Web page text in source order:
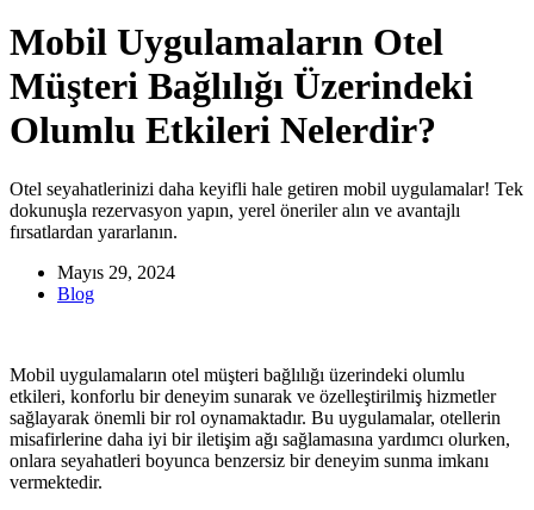
Mobil Uygulamaların Otel
Müşteri Bağlılığı Üzerindeki
Olumlu Etkileri Nelerdir?
Otel seyahatlerinizi daha keyifli hale getiren mobil uygulamalar! Tek
dokunuşla rezervasyon yapın, yerel öneriler alın ve avantajlı
fırsatlardan yararlanın.
Mayıs 29, 2024
Blog
Mobil uygulamaların otel müşteri bağlılığı üzerindeki olumlu
etkileri, konforlu bir deneyim sunarak ve özelleştirilmiş hizmetler
sağlayarak önemli bir rol oynamaktadır. Bu uygulamalar, otellerin
misafirlerine daha iyi bir iletişim ağı sağlamasına yardımcı olurken,
onlara seyahatleri boyunca benzersiz bir deneyim sunma imkanı
vermektedir.